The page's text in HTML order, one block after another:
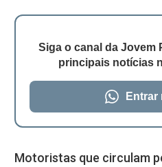
Siga o canal da Jovem
principais notícias
Entrar
Motoristas que circulam